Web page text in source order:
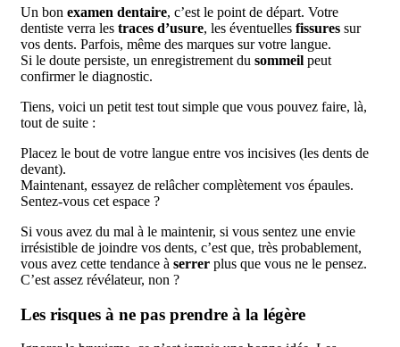
Un bon examen dentaire, c’est le point de départ. Votre
dentiste verra les traces d’usure, les éventuelles fissures sur
vos dents. Parfois, même des marques sur votre langue.
Si le doute persiste, un enregistrement du sommeil peut
confirmer le diagnostic.
Tiens, voici un petit test tout simple que vous pouvez faire, là,
tout de suite :
Placez le bout de votre langue entre vos incisives (les dents de
devant).
Maintenant, essayez de relâcher complètement vos épaules.
Sentez-vous cet espace ?
Si vous avez du mal à le maintenir, si vous sentez une envie
irrésistible de joindre vos dents, c’est que, très probablement,
vous avez cette tendance à serrer plus que vous ne le pensez.
C’est assez révélateur, non ?
Les risques à ne pas prendre à la légère